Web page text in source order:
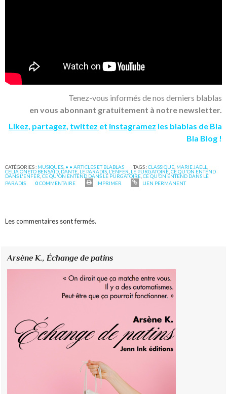
Tenez-vous informés de nos derniers blablas
en vous abonnant gratuitement à notre newsletter.
Likez partagez twittez et instagramez les blablas de Bla
Bla Blog !
CATÉGORIES : MUSIQUES • • ARTICLES ET BLABLAS TAGS :CLASSIQUE MARIE JAELL
CELIA ONETO BENSAID DANTE LE PARADIS L’ENFER LE PURGATOIRE ,CE QU'ON ENTEND
DANS L'ENFER ,CE QU'ON ENTEND DANS LE PURGATOIRE ,CE QU’ON ENTEND DANS LE
PARADIS
0COMMENTAIRE IMPRIMER LIEN PERMANENT
Les commentaires sont fermés.
Arsène K.,Échange de patins